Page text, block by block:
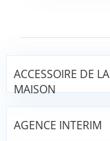
ACCESSOIRE DE LA
MAISON
AGENCE INTERIM